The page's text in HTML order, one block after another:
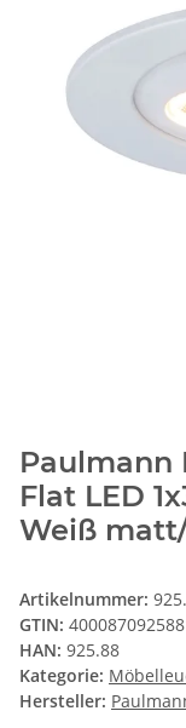
Paulmann
Flat LED
Weiß
Artikelnummer:
GTIN:
HAN: 925.88
Kategorie:
Hersteller: